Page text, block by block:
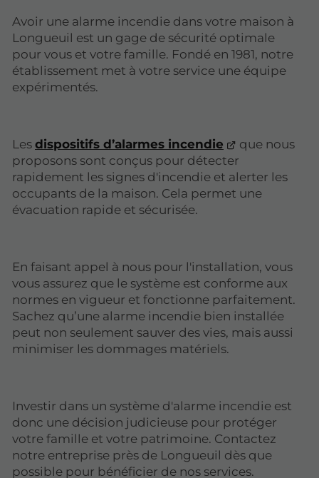
Avoir une alarme incendie dans votre maison à
Longueuil est un gage de sécurité optimale
pour vous et votre famille. Fondé en 1981, notre
établissement met à votre service une équipe
expérimentés.
Les dispositifs d’alarmes incendie
que nous
proposons sont conçus pour détecter
rapidement les signes d'incendie et alerter les
occupants de la maison. Cela permet une
évacuation rapide et sécurisée.
En faisant appel à nous pour l'installation, vous
vous assurez que le système est conforme aux
normes en vigueur et fonctionne parfaitement.
Sachez qu’une alarme incendie bien installée
peut non seulement sauver des vies, mais aussi
minimiser les dommages matériels.
Investir dans un système d'alarme incendie est
donc une décision judicieuse pour protéger
votre famille et votre patrimoine. Contactez
notre entreprise près de Longueuil dès que
possible pour bénéficier de nos services.